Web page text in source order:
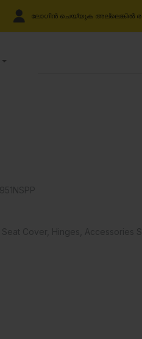
ലോഗിൻ ചെയ്യുക അല്ലെങ്കിൽ